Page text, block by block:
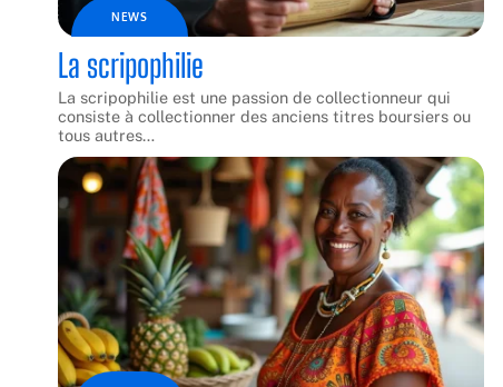
NEWS
La scripophilie
La scripophilie est une passion de collectionneur qui
consiste à collectionner des anciens titres boursiers ou
tous autres…